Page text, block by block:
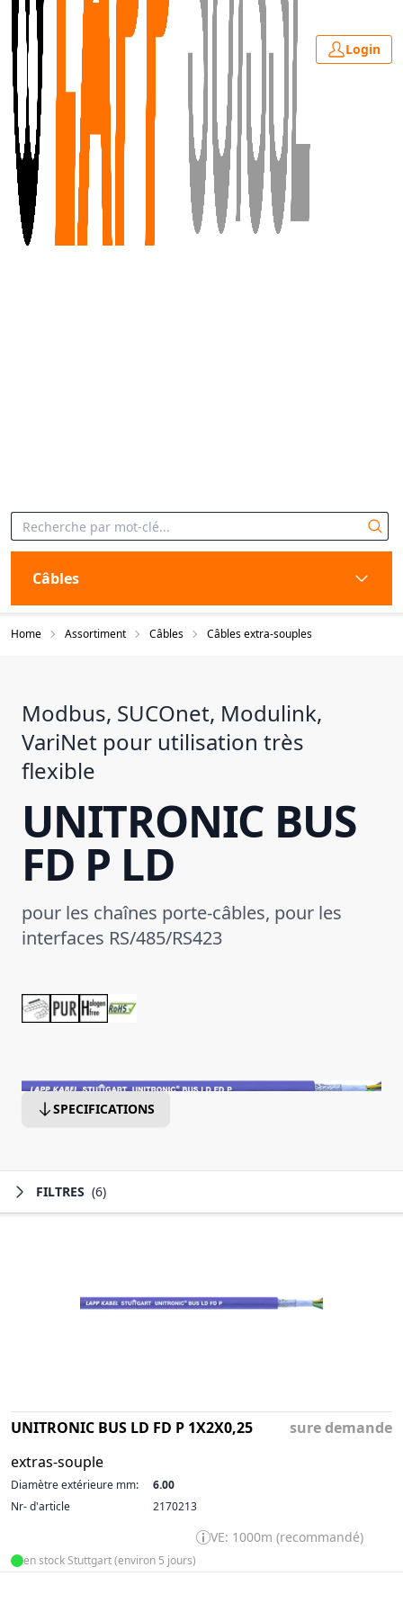
Login
Câbles
Home Assortiment Câbles Câbles extra-souples
Modbus, SUCOnet, Modulink,
VariNet pour utilisation très
flexible
UNITRONIC BUS
FD P LD
pour les chaînes porte-câbles, pour les
interfaces RS/485/RS423
SPECIFICATIONS
FILTRES (6)
UNITRONIC BUS LD FD P 1X2X0,25
extras-souple
sure demande
Diamètre extérieure mm:
6.00
Nr- d'article
2170213
VE: 1000m (recommandé)
en stock Stuttgart (environ 5 jours)